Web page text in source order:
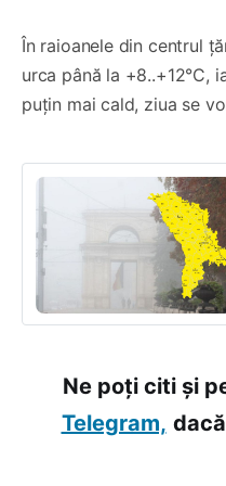
În raioanele din centrul
urca până la +8..+12°C,
puțin mai cald, ziua se
Ne poți citi și
Telegram,